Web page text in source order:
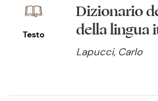
Testo
Dizionario
della lingua
Lapucci, Carlo